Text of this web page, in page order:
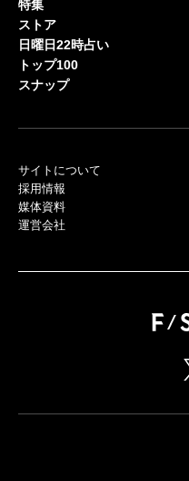
特集
ストア
日曜日22時占い
トップ100
スナップ
サイトについて
採用情報
媒体資料
運営会社